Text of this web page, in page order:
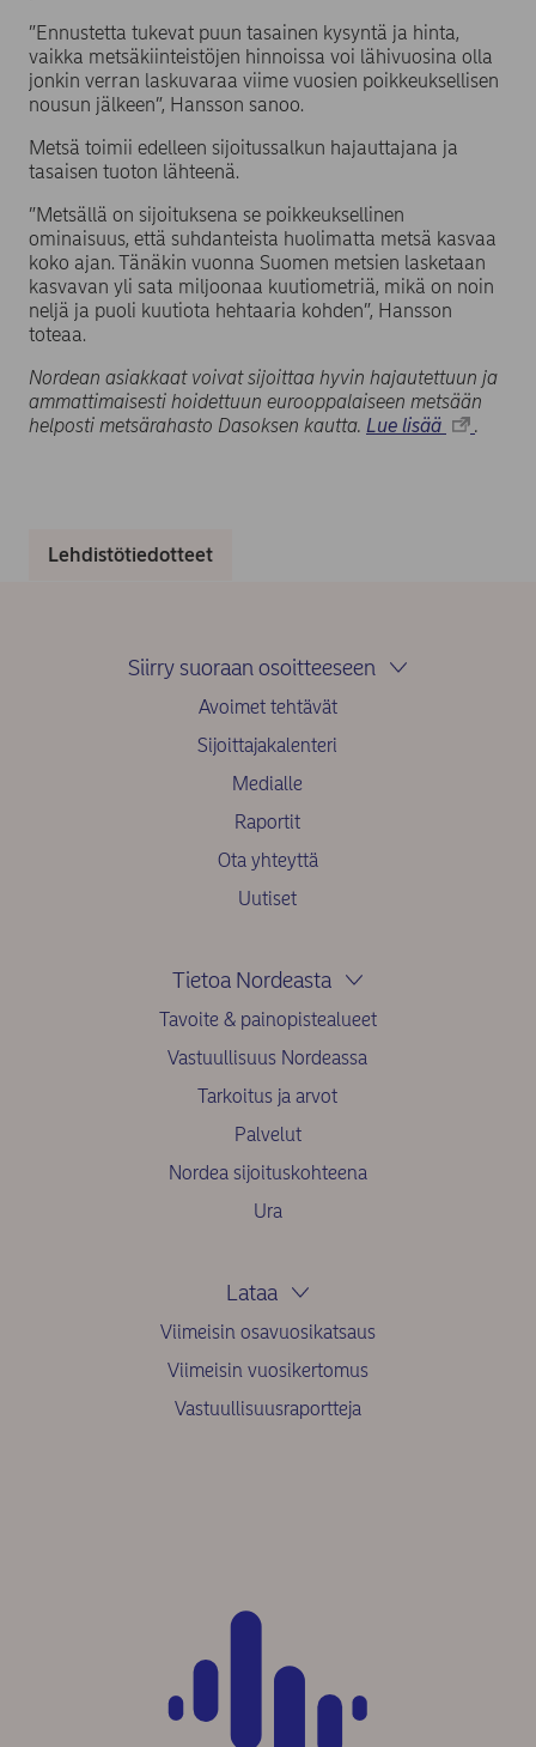
”Ennustetta tukevat puun tasainen kysyntä ja hinta,
vaikka metsäkiinteistöjen hinnoissa voi lähivuosina olla
jonkin verran laskuvaraa viime vuosien poikkeuksellisen
nousun jälkeen”, Hansson sanoo.
Metsä toimii edelleen sijoitussalkun hajauttajana ja
tasaisen tuoton lähteenä.
”Metsällä on sijoituksena se poikkeuksellinen
ominaisuus, että suhdanteista huolimatta metsä kasvaa
koko ajan. Tänäkin vuonna Suomen metsien lasketaan
kasvavan yli sata miljoonaa kuutiometriä, mikä on noin
neljä ja puoli kuutiota hehtaaria kohden”, Hansson
toteaa.
Nordean asiakkaat voivat sijoittaa hyvin hajautettuun ja
ammattimaisesti hoidettuun eurooppalaiseen metsään
helposti metsärahasto Dasoksen kautta. Lue lisää .
Lehdistötiedotteet
Siirry suoraan osoitteeseen
Avoimet tehtävät
Sijoittajakalenteri
Medialle
Raportit
Ota yhteyttä
Uutiset
Tietoa Nordeasta
Tavoite & painopistealueet
Vastuullisuus Nordeassa
Tarkoitus ja arvot
Palvelut
Nordea sijoituskohteena
Ura
Lataa
Viimeisin osavuosikatsaus
Viimeisin vuosikertomus
Vastuullisuusraportteja